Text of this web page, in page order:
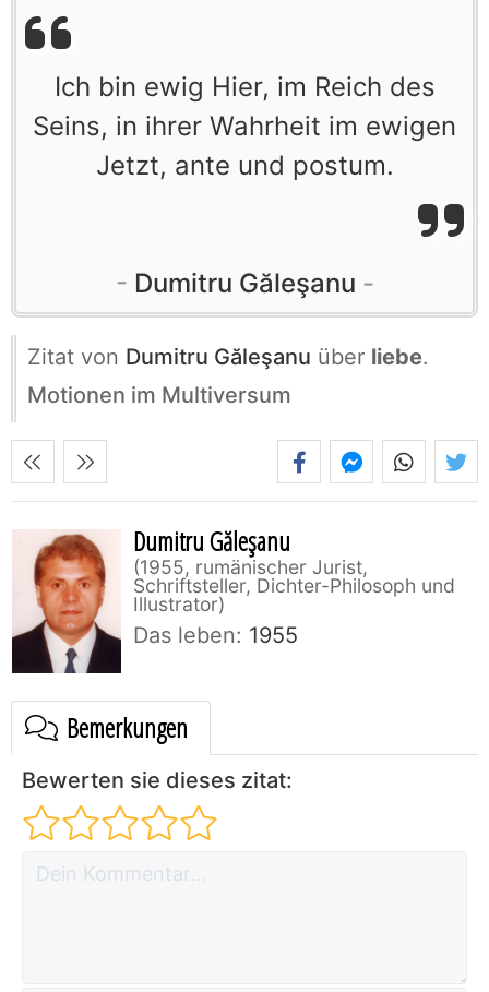
Ich bin ewig Hier, im Reich des
Seins, in ihrer Wahrheit im ewigen
Jetzt, ante und postum.
Dumitru Găleşanu
Zitat von Dumitru Găleşanu über liebe.
Motionen im Multiversum
Dumitru Găleşanu
1955, rumänischer Jurist,
Schriftsteller, Dichter-Philosoph und
Illustrator
Das leben: 1955
Bemerkungen
Bewerten sie dieses zitat: